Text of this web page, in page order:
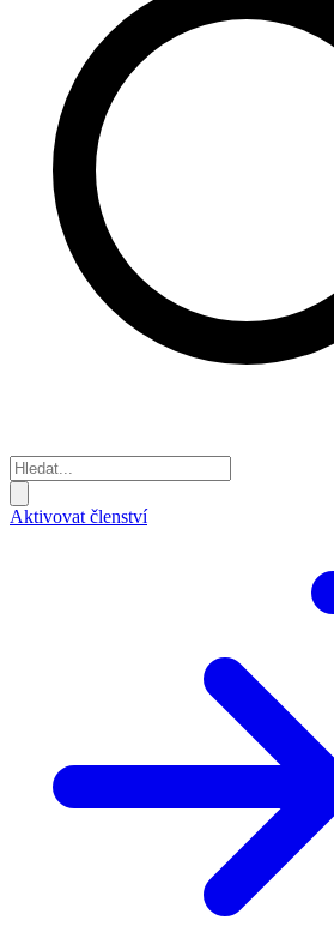
Aktivovat členství